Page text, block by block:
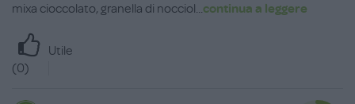
mixa cioccolato, granella di nocciol...continua a leggere
Utile
(0)